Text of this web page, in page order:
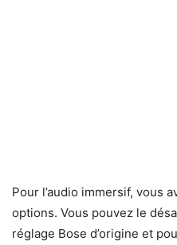
Pour l’audio immersif, vous
options. Vous pouvez le
réglage Bose d’origine et